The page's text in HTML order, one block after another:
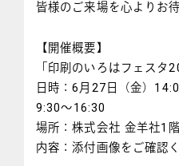
皆様のご来場を心よりお
【開催概要】
「印刷のいろはフェスタ
日時：6月27日（金）
9:30～16:30
場所：株式会社 金羊社
内容：添付画像をご確認